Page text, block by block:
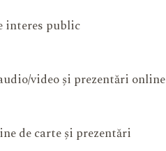
interes public
video și prezentări online
de carte și prezentări